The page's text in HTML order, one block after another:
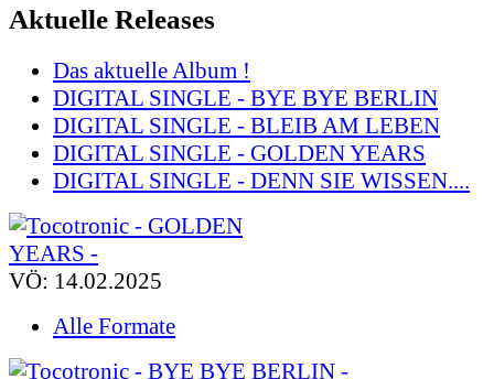
Aktuelle Releases
Das aktuelle Album !
DIGITAL SINGLE - BYE BYE BERLIN
DIGITAL SINGLE - BLEIB AM LEBEN
DIGITAL SINGLE - GOLDEN YEARS
DIGITAL SINGLE - DENN SIE WISSEN....
VÖ: 14.02.2025
Alle Formate